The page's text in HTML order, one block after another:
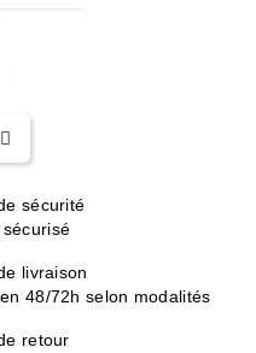
sécurité
livraison
48/72h selon modalités
retour